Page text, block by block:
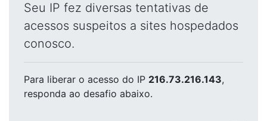
Seu IP fez diversas tentativas de
acessos suspeitos a sites hospedados
conosco.
Para liberar o acesso do IP 216.73.216.143,
responda ao desafio abaixo.